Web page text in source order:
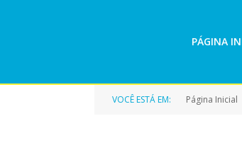
PÁGINA
VOCÊ ESTÁ EM: Página Inicial